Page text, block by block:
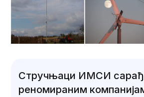
Стручњаци ИМСИ
реномираним